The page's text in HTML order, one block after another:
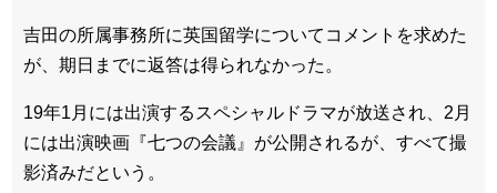
吉田の所属事務所に英国留学についてコメントを求めた
が、期日までに返答は得られなかった。
19年1月には出演するスペシャルドラマが放送され、2月
には出演映画『七つの会議』が公開されるが、すべて撮
影済みだという。